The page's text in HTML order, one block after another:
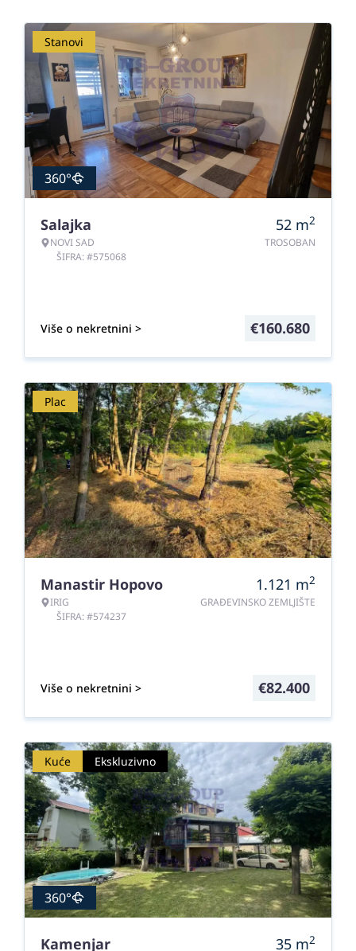
Stanovi
360°
Salajka
NOVI SAD
ŠIFRA: #575068
52 m2
TROSOBAN
Više o nekretnini > €160.680
Plac
Manastir Hopovo
IRIG
ŠIFRA: #574237
1.121 m2
GRAĐEVINSKO ZEMLJIŠTE
Više o nekretnini > €82.400
Kuće Ekskluzivno
360°
Kamenjar 35 m2